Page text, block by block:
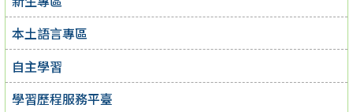
本土語言專區
自主學習
學習歷程服務平臺